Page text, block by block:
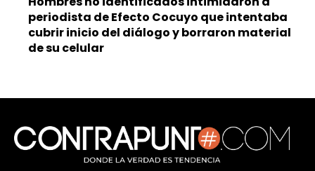
periodista de Efecto Cocuyo que intentaba
cubrir inicio del diálogo y borraron material
de su celular